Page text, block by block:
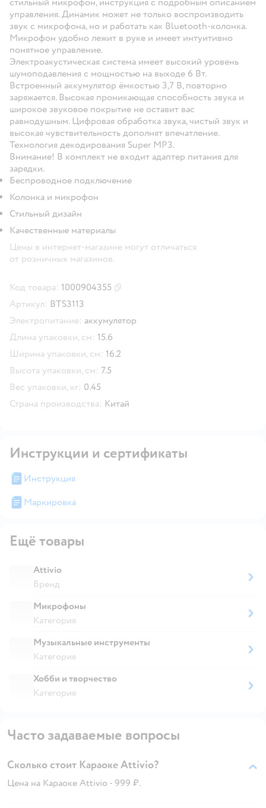
управления. Динамик может не только воспроизводить
звук с микрофона, но и работать как Bluetooth-колонка.
Микрофон удобно лежит в руке и имеет интуитивно
понятное управление.
Электроакустическая система имеет высокий уровень
шумоподавления с мощностью на выходе 6 Вт.
Встроенный аккумулятор ёмкостью 3,7 В, повторно
заряжается. Высокая проникающая способность звука и
широкое звуковое покрытие не оставит вас
равнодушным. Цифровая обработка звука, чистый звук и
высокая чувствительность дополнят впечатление.
Технология декодирования Super MP3.
Внимание! В комплект не входит адаптер питания для
зарядки.
Беспроводное подключение
Колонка и микрофон
Стильный дизайн
Качественные материалы
Цены в интернет-магазине могут отличаться
от розничных магазинов.
Код товара: 1000904355
Артикул: BTS3113
Электропитание: аккумулятор
Длина упаковки, см: 15.6
Ширина упаковки, см: 16.2
Высота упаковки, см: 7.5
Вес упаковки, кг: 0.45
Страна производства: Китай
Инструкции и сертификаты
Инструкция
Маркировка
Ещё товары
Attivio
Бренд
Микрофоны
Категория
Музыкальные инструменты
Категория
Хобби и творчество
Категория
Часто задаваемые вопросы
Сколько стоит Караоке Attivio?
Цена на Караоке Attivio - 999 ₽.